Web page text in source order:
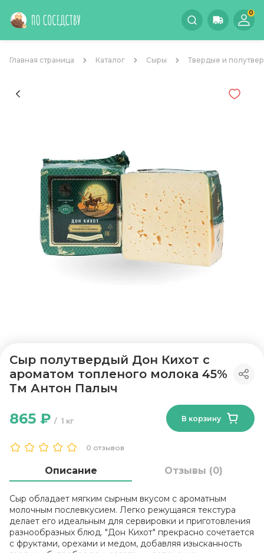
0
Главная страница Каталог Сыры Твердые и
Сыр полутвердый Дон Кихот с
ароматом топленого молока 45%
Тм Антон Палыч
0 отзывов
1 кг
865 ₽ В корзину
Описание Отзывы (0)
Сыр обладает мягким сырным вкусом с ароматным
молочным послевкусием. Легко режущаяся текстура
делает его идеальным для сервировки и приготовления
разнообразных блюд. "Дон Кихот" прекрасно сочетается
с фруктами, орехами и медом, добавляя изысканность